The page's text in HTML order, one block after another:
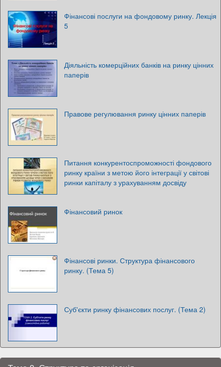
Фінансові послуги на фондовому ринку. Лекція
5
Діяльність комерційних банків на ринку цінних
паперів
Правове регулювання ринку цінних паперів
Питання конкурентоспроможності фондового
ринку країни з метою його інтеграції у світові
ринки капіталу з урахуванням досвіду
Фінансовий ринок
Фінансові ринки. Структура фінансового
ринку. (Тема 5)
Суб'єкти ринку фінансових послуг. (Тема 2)